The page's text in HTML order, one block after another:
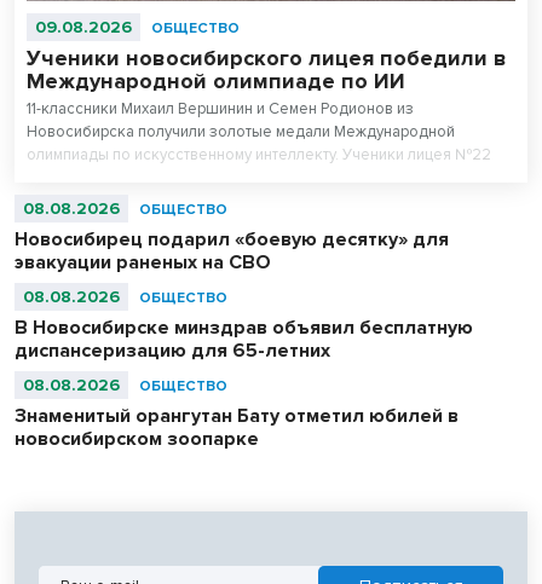
09.08.2026 ОБЩЕСТВО
Ученики новосибирского лицея победили в
Международной олимпиаде по ИИ
11-классники Михаил Вершинин и Семен Родионов из
Новосибирска получили золотые медали Международной
олимпиады по искусственному интеллекту. Ученики лицея №22
абсолютными чемпионами соревнований.
08.08.2026 ОБЩЕСТВО
Новосибирец подарил «боевую десятку» для
эвакуации раненых на СВО
08.08.2026 ОБЩЕСТВО
В Новосибирске минздрав объявил бесплатную
диспансеризацию для 65-летних
08.08.2026 ОБЩЕСТВО
Знаменитый орангутан Бату отметил юбилей в
новосибирском зоопарке